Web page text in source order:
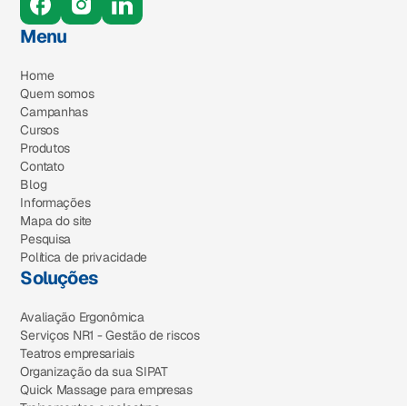
Menu
Home
Quem somos
Campanhas
Cursos
Produtos
Contato
Blog
Informações
Mapa do site
Pesquisa
Política de privacidade
Soluções
Avaliação Ergonômica
Serviços NR1 - Gestão de riscos
Teatros empresariais
Organização da sua SIPAT
Quick Massage para empresas